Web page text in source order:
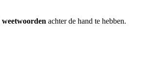
weetwoorden achter de hand te hebben.